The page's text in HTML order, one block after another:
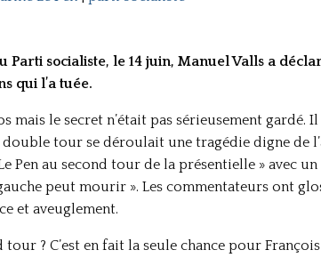
Parti socialiste, le 14 juin, Manuel Valls a
qui l’a tuée.
mais le secret n’était pas sérieusement
tour se déroulait une tragédie digne de
Pen au second tour de la présentielle » avec
peut mourir ». Les commentateurs ont
et aveuglement.
? C’est en fait la seule chance pour